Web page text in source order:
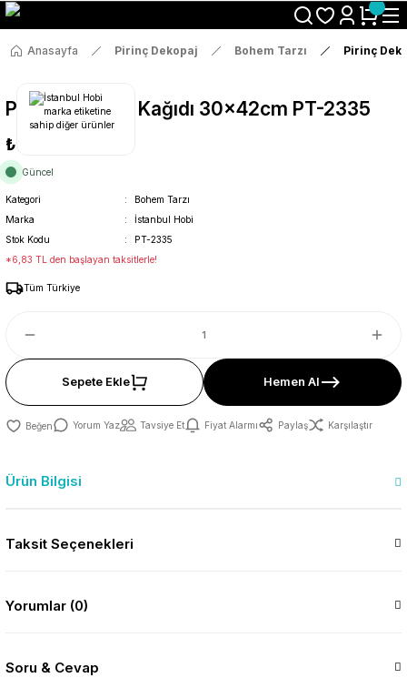
Size Özel "HG10" Koduyla Sepette Hemen %10 İndirimi Kaçırma
Anasayfa Pirinç Dekopaj Bohem Tarzı Pirinç
Pirinç Dekopaj Kağıdı 30x42cm PT-2335
₺36
Güncel
Kategori
Bohem Tarzı
Marka
İstanbul Hobi
Stok Kodu
PT-2335
*6,83 TL den başlayan taksitlerle!
Tüm Türkiye
Sepete Ekle Hemen Al
Yorum Yaz Tavsiye Et Fiyat Alarmı Paylaş Karşılaştır
Ürün Bilgisi
Taksit Seçenekleri
Yorumlar (0)
Soru & Cevap